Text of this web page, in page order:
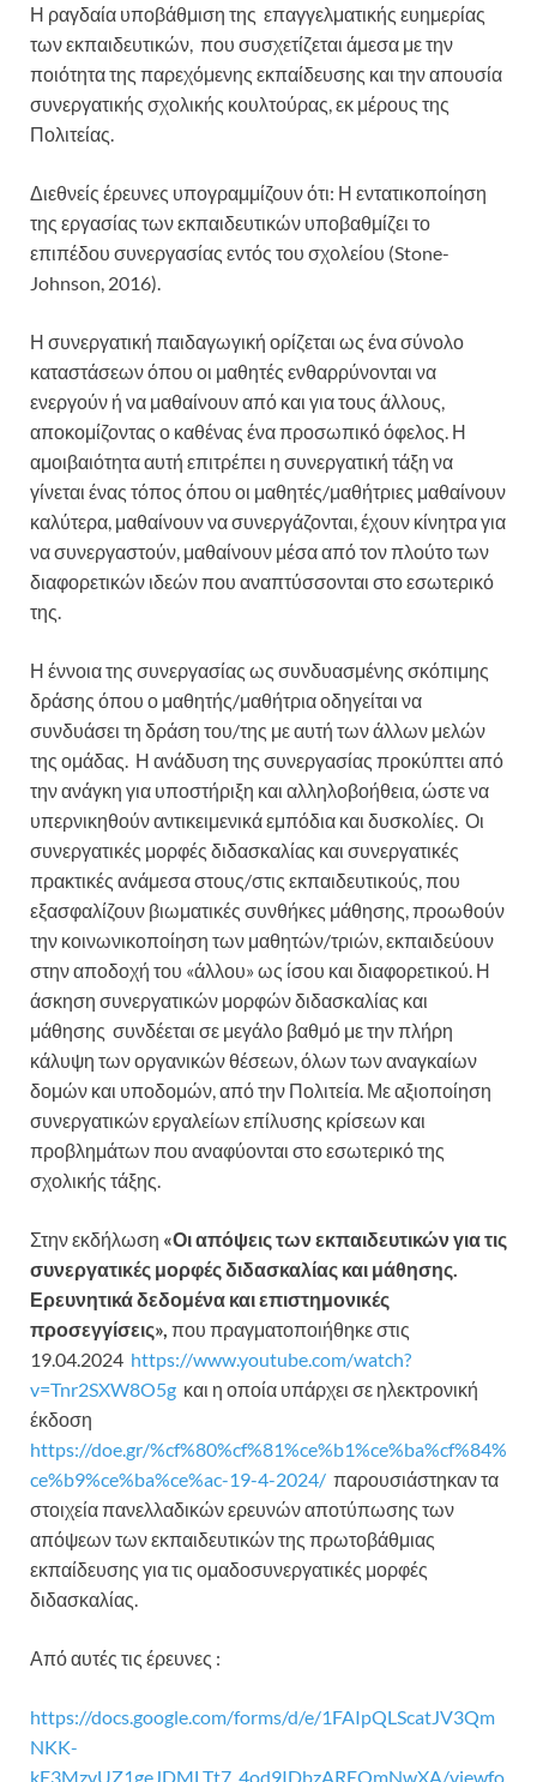
Η ραγδαία υποβάθμιση της επαγγελματικής ευημερίας
των εκπαιδευτικών, που συσχετίζεται άμεσα με την
ποιότητα της παρεχόμενης εκπαίδευσης και την απουσία
συνεργατικής σχολικής κουλτούρας, εκ μέρους της
Πολιτείας.
Διεθνείς έρευνες υπογραμμίζουν ότι: Η εντατικοποίηση
της εργασίας των εκπαιδευτικών υποβαθμίζει το
επιπέδου συνεργασίας εντός του σχολείου (Stone-
Johnson, 2016).
Η συνεργατική παιδαγωγική ορίζεται ως ένα σύνολο
καταστάσεων όπου οι μαθητές ενθαρρύνονται να
ενεργούν ή να μαθαίνουν από και για τους άλλους,
αποκομίζοντας ο καθένας ένα προσωπικό όφελος. Η
αμοιβαιότητα αυτή επιτρέπει η συνεργατική τάξη να
γίνεται ένας τόπος όπου οι μαθητές/μαθήτριες μαθαίνουν
καλύτερα, μαθαίνουν να συνεργάζονται, έχουν κίνητρα για
να συνεργαστούν, μαθαίνουν μέσα από τον πλούτο των
διαφορετικών ιδεών που αναπτύσσονται στο εσωτερικό
της.
Η έννοια της συνεργασίας ως συνδυασμένης σκόπιμης
δράσης όπου ο μαθητής/μαθήτρια οδηγείται να
συνδυάσει τη δράση του/της με αυτή των άλλων μελών
της ομάδας. Η ανάδυση της συνεργασίας προκύπτει από
την ανάγκη για υποστήριξη και αλληλοβοήθεια, ώστε να
υπερνικηθούν αντικειμενικά εμπόδια και δυσκολίες. Οι
συνεργατικές μορφές διδασκαλίας και συνεργατικές
πρακτικές ανάμεσα στους/στις εκπαιδευτικούς, που
εξασφαλίζουν βιωματικές συνθήκες μάθησης, προωθούν
την κοινωνικοποίηση των μαθητών/τριών, εκπαιδεύουν
στην αποδοχή του «άλλου» ως ίσου και διαφορετικού. Η
άσκηση συνεργατικών μορφών διδασκαλίας και
μάθησης συνδέεται σε μεγάλο βαθμό με την πλήρη
κάλυψη των οργανικών θέσεων, όλων των αναγκαίων
δομών και υποδομών, από την Πολιτεία. Με αξιοποίηση
συνεργατικών εργαλείων επίλυσης κρίσεων και
προβλημάτων που αναφύονται στο εσωτερικό της
σχολικής τάξης.
Στην εκδήλωση «Οι απόψεις των εκπαιδευτικών για τις
συνεργατικές μορφές διδασκαλίας και μάθησης.
Ερευνητικά δεδομένα και επιστημονικές
προσεγγίσεις», που πραγματοποιήθηκε στις
19.04.2024 https://www.youtube.com/watch?
v=Tnr2SXW8O5g και η οποία υπάρχει σε ηλεκτρονική
έκδοση
https://doe.gr/%cf%80%cf%81%ce%b1%ce%ba%cf%84%
ce%b9%ce%ba%ce%ac-19-4-2024/ παρουσιάστηκαν τα
στοιχεία πανελλαδικών ερευνών αποτύπωσης των
απόψεων των εκπαιδευτικών της πρωτοβάθμιας
εκπαίδευσης για τις ομαδοσυνεργατικές μορφές
διδασκαλίας.
Από αυτές τις έρευνες :
https://docs.google.com/forms/d/e/1FAIpQLScatJV3Qm
NKK-
kE3MzvUZ1geJDMLTt7_4od9IDbzAREQmNwXA/viewfo